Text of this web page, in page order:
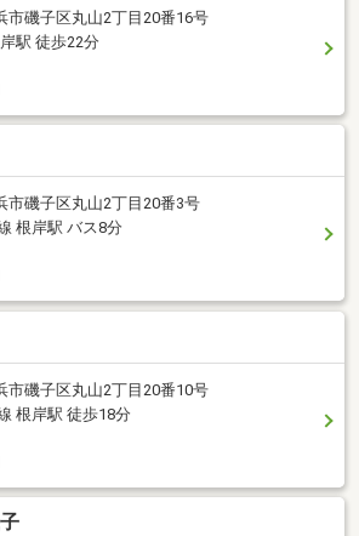
市磯子区丸山2丁目20番16号
駅 徒歩22分
市磯子区丸山2丁目20番3号
根岸駅 バス8分
市磯子区丸山2丁目20番10号
根岸駅 徒歩18分